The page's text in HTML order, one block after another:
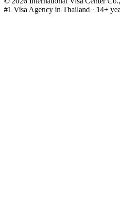
#1 Visa Agency in Thailand · 14+